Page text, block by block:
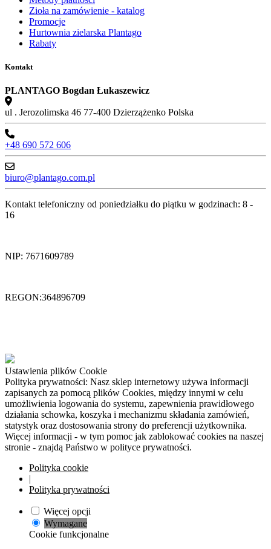
Zioła na zamówienie - katalog
Promocje
Hurtownia zielarska Plantago
Rabaty
Kontakt
PLANTAGO Bogdan Łukaszewicz
ul . Jerozolimska 46 77-400 Dzierzążenko Polska
+48 690 572 606
biuro@plantago.com.pl
Kontakt telefoniczny od poniedziałku do piątku w godzinach: 8 -
16
NIP: 7671609789
REGON:364896709
Ustawienia plików Cookie
Polityka prywatności: Nasz sklep internetowy używa informacji
zapisanych za pomocą plików Cookies, między innymi w celu
umożliwienia logowania do systemu, zapewnienia prawidłowego
działania schowka, koszyka i mechanizmu składania zamówień,
statystyk oraz dostosowania strony do preferencji użytkownika.
Więcej informacji - w tym pomoc jak zablokować cookies na naszej
stronie - znajdą Państwo w polityce prywatności.
Polityka cookie
|
Polityka prywatności
Więcej opcji
Wymagane
Cookie funkcjonalne